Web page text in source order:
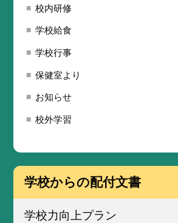
校内研修
学校給食
学校行事
保健室より
お知らせ
校外学習
学校からの配付文書
学校力向上プラン